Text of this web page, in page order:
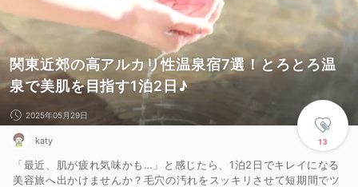
関東近郊の高アルカリ性温泉宿7選！とろとろ温
泉で美肌を目指す1泊2日♪
13
2025年05月29日
katy
「最近、肌が疲れ気味かも…」と感じたら、1泊2日でキレイになる
美容旅へ出かけませんか？毛穴の汚れをスッキリさせて短期間でツ